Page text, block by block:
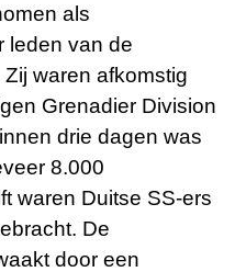
als
leden van de
waren afkomstig
Grenadier Division
drie dagen was
8.000
waren Duitse SS-ers
De
door een